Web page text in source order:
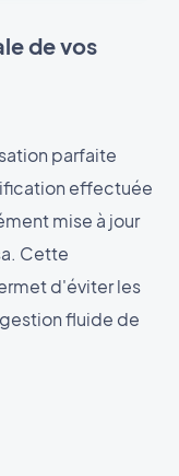
de vos
parfaite
effectuée
mise à jour
Cette
d'éviter les
fluide de